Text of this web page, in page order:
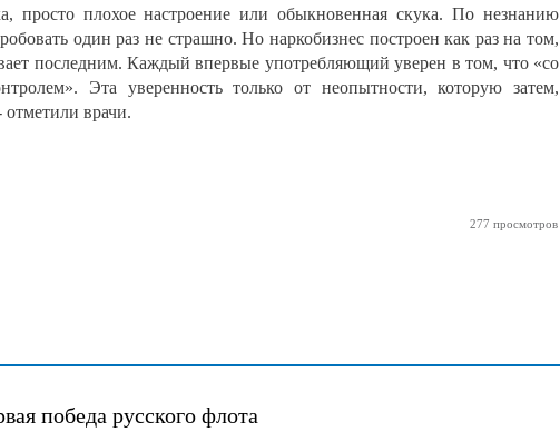
просто плохое настроение или обыкновенная скука. По незнанию
один раз не страшно. Но наркобизнес построен как раз на том,
последним. Каждый впервые употребляющий уверен в том, что «со
Эта уверенность только от неопытности, которую затем,
отметили врачи.
277 просмотров
победа русского флота